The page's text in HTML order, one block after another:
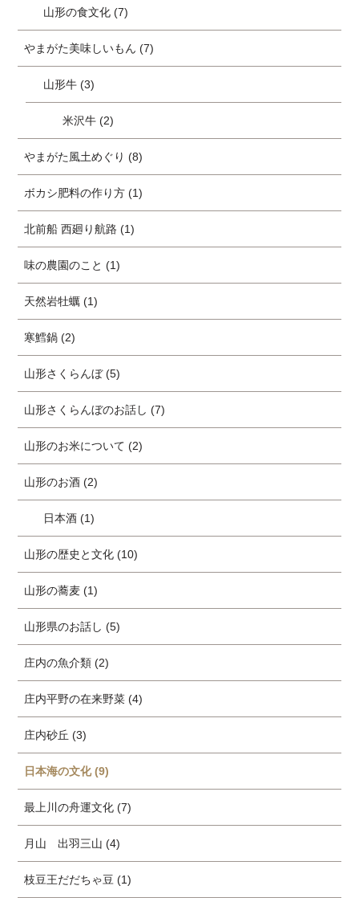
山形の食文化 (7)
やまがた美味しいもん (7)
山形牛 (3)
米沢牛 (2)
やまがた風土めぐり (8)
ボカシ肥料の作り方 (1)
北前船 西廻り航路 (1)
味の農園のこと (1)
天然岩牡蠣 (1)
寒鱈鍋 (2)
山形さくらんぼ (5)
山形さくらんぼのお話し (7)
山形のお米について (2)
山形のお酒 (2)
日本酒 (1)
山形の歴史と文化 (10)
山形の蕎麦 (1)
山形県のお話し (5)
庄内の魚介類 (2)
庄内平野の在来野菜 (4)
庄内砂丘 (3)
日本海の文化 (9)
最上川の舟運文化 (7)
月山 出羽三山 (4)
枝豆王だだちゃ豆 (1)